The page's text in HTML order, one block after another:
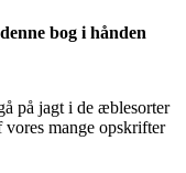
bog i hånden
på jagt i de æblesorter
vores mange opskrifter